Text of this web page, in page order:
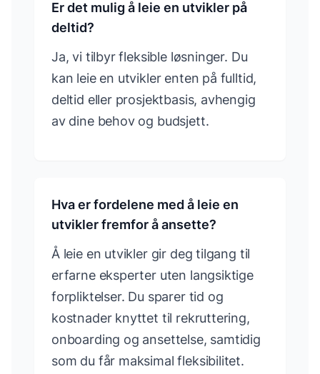
Er det mulig å leie en utvikler på
deltid?
Ja, vi tilbyr fleksible løsninger. Du
kan leie en utvikler enten på fulltid,
deltid eller prosjektbasis, avhengig
av dine behov og budsjett.
Hva er fordelene med å leie en
utvikler fremfor å ansette?
Å leie en utvikler gir deg tilgang til
erfarne eksperter uten langsiktige
forpliktelser. Du sparer tid og
kostnader knyttet til rekruttering,
onboarding og ansettelse, samtidig
som du får maksimal fleksibilitet.